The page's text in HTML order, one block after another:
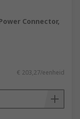
Connector,
€ 203,27/eenheid